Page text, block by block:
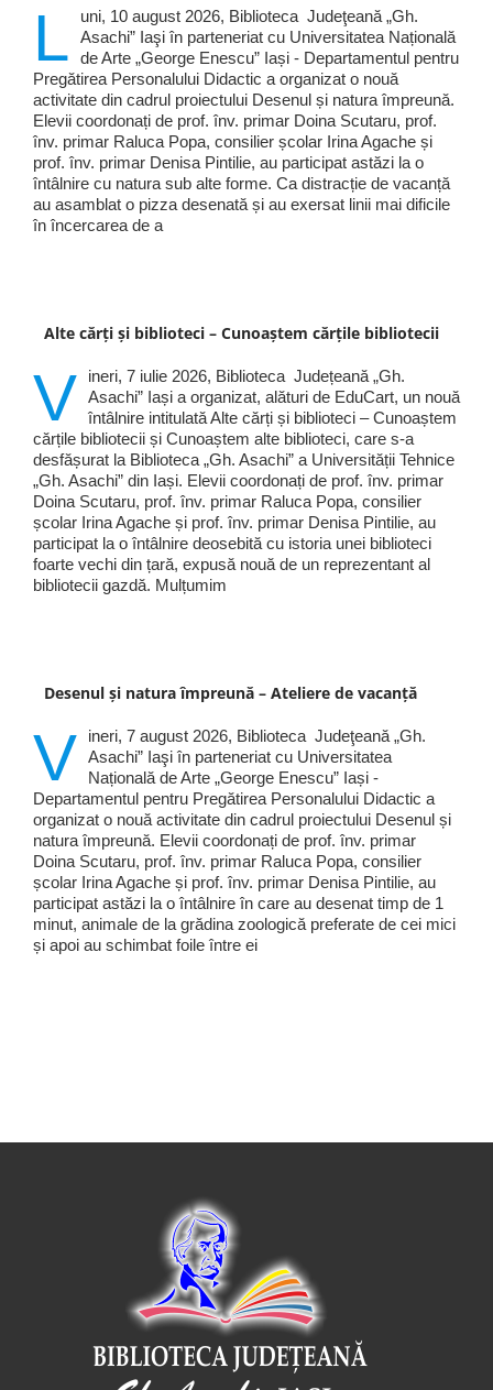
L
uni, 10 august 2026, Biblioteca Judeţeană „Gh.
Asachi” Iaşi în parteneriat cu Universitatea Națională
de Arte „George Enescu” Iași - Departamentul pentru
Pregătirea Personalului Didactic a organizat o nouă
activitate din cadrul proiectului Desenul și natura împreună.
Elevii coordonați de prof. înv. primar Doina Scutaru, prof.
înv. primar Raluca Popa, consilier școlar Irina Agache și
prof. înv. primar Denisa Pintilie, au participat astăzi la o
întâlnire cu natura sub alte forme. Ca distracție de vacanță
au asamblat o pizza desenată și au exersat linii mai dificile
în încercarea de a
Alte cărți și biblioteci – Cunoaștem cărțile bibliotecii
V
ineri, 7 iulie 2026, Biblioteca Județeană „Gh.
Asachi” Iași a organizat, alături de EduCart, un nouă
întâlnire intitulată Alte cărți și biblioteci – Cunoaștem
cărțile bibliotecii și Cunoaștem alte biblioteci, care s-a
desfășurat la Biblioteca „Gh. Asachi” a Universității Tehnice
„Gh. Asachi” din Iași. Elevii coordonați de prof. înv. primar
Doina Scutaru, prof. înv. primar Raluca Popa, consilier
școlar Irina Agache și prof. înv. primar Denisa Pintilie, au
participat la o întâlnire deosebită cu istoria unei biblioteci
foarte vechi din țară, expusă nouă de un reprezentant al
bibliotecii gazdă. Mulțumim
Desenul și natura împreună – Ateliere de vacanță
V
ineri, 7 august 2026, Biblioteca Judeţeană „Gh.
Asachi” Iaşi în parteneriat cu Universitatea
Națională de Arte „George Enescu” Iași -
Departamentul pentru Pregătirea Personalului Didactic a
organizat o nouă activitate din cadrul proiectului Desenul și
natura împreună. Elevii coordonați de prof. înv. primar
Doina Scutaru, prof. înv. primar Raluca Popa, consilier
școlar Irina Agache și prof. înv. primar Denisa Pintilie, au
participat astăzi la o întâlnire în care au desenat timp de 1
minut, animale de la grădina zoologică preferate de cei mici
și apoi au schimbat foile între ei